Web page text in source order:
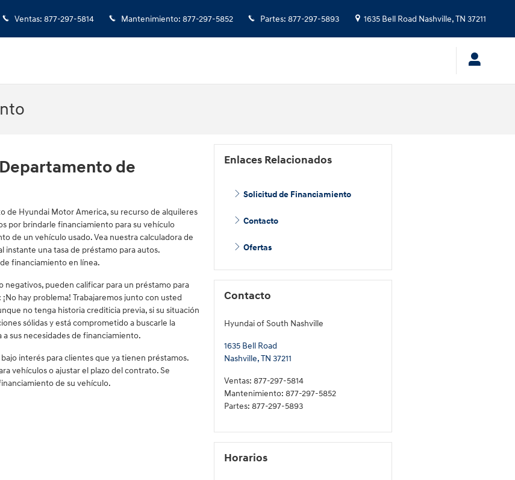
Ventas: 877-297-5814 Mantenimiento: 877-297-5852 Partes: 877-297-5893 1635 Bell Road Nashville,TN 37211
de
de Hyundai Motor America, su recurso de alquileres
por brindarle financiamiento para su vehículo
de un vehículo usado. Vea nuestra calculadora de
instante una tasa de préstamo para autos.
financiamiento en línea.
negativos, pueden calificar para un préstamo para
hay problema! Trabajaremos junto con usted
no tenga historia crediticia previa, si su situación
sólidas y está comprometido a buscarle la
sus necesidades de financiamiento.
interés para clientes que ya tienen préstamos.
vehículos o ajustar el plazo del contrato. Se
de su vehículo.
Enlaces Relacionados
Solicitud de Financiamiento
Contacto
Ofertas
Contacto
Hyundai of South Nashville
1635 Bell Road
Nashville,TN 37211
Ventas: 877-297-5814
Mantenimiento: 877-297-5852
Partes: 877-297-5893
Horarios